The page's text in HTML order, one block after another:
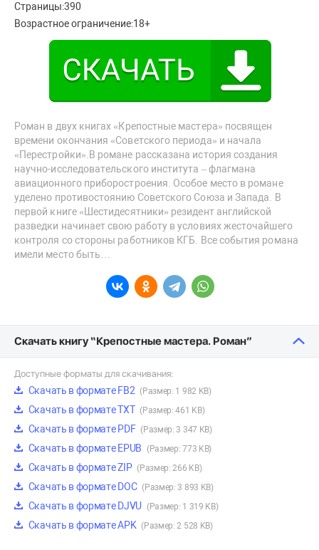
Страницы:390
Возрастное ограничение:18+
Роман в двух книгах «Крепостные мастера» посвящен
времени окончания «Советского периода» и начала
«Перестройки».В романе рассказана история создания
научно-исследовательского института – флагмана
авиационного приборостроения. Особое место в романе
уделено противостоянию Советского Союза и Запада. В
первой книге «Шестидесятники» резидент английской
разведки начинает свою работу в условиях жесточайшего
контроля со стороны работников КГБ. Все события романа
имели место быть…
Скачать книгу “Крепостные мастера. Роман”
Доступные форматы для скачивания:
Скачать в формате FB2 (Размер: 1 982 KB)
Скачать в формате TXT (Размер: 461 KB)
Скачать в формате PDF (Размер: 3 347 KB)
Скачать в формате EPUB (Размер: 773 KB)
Скачать в формате ZIP (Размер: 266 KB)
Скачать в формате DOC (Размер: 3 893 KB)
Скачать в формате DJVU (Размер: 1 319 KB)
Скачать в формате APK (Размер: 2 528 KB)